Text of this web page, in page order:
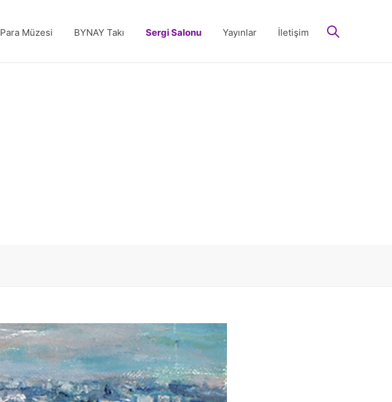
Para Müzesi BYNAY Takı Sergi Salonu Yayınlar İletişim